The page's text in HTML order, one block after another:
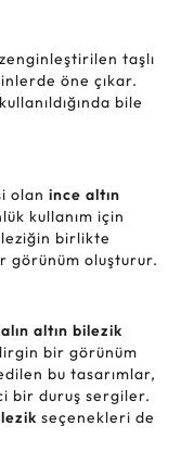
taşlı
öne çıkar.
bile
olan ince altın
kullanım için
birlikte
görünüm oluşturur.
altın bilezik
bir görünüm
bu tasarımlar,
bir duruş sergiler.
seçenekleri de